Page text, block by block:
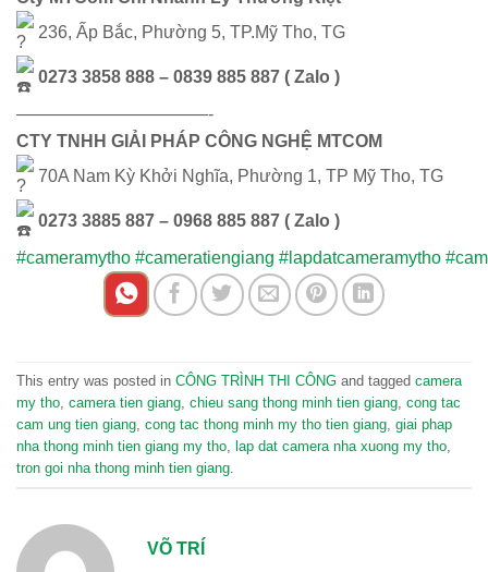
236, Ấp Bắc, Phường 5, TP.Mỹ Tho, TG
0273 3858 888 – 0839 885 887 ( Zalo )
———————————-
CTY TNHH GIẢI PHÁP CÔNG NGHỆ MTCOM
70A Nam Kỳ Khởi Nghĩa, Phường 1, TP Mỹ Tho, TG
0273 3885 887 – 0968 885 887 ( Zalo )
#cameramytho #cameratiengiang #lapdatcameramytho
This entry was posted in CÔNG TRÌNH THI CÔNG and tagged camera
my tho camera tien giang chieu sang thong minh tien giang cong tac
cam ung tien giang cong tac thong minh my tho tien giang giai phap
nha thong minh tien giang my tho
lap dat camera nha xuong my tho
tron goi nha thong minh tien giang
VÕ TRÍ